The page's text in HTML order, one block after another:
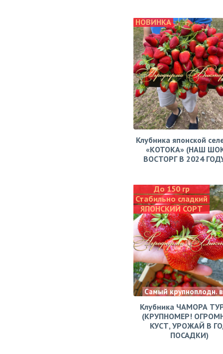
НОВИНКА
Клубника японской
«КОТОКА» (НАШ
ВОСТОРГ В 2024
До 150 гр
Стабильно сладкий
ЯПОНСКИЙ СОРТ
Самый крупноплодн.
Клубника ЧАМОРА
(КРУПНОМЕР!
КУСТ, УРОЖАЙ В
ПОСАДКИ)